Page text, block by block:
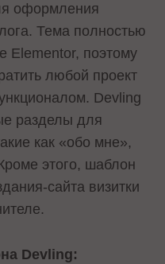
оформления
Тема полностью
Elementor, поэтому
любой проект
Devling
разделы для
как «обо мне»,
этого, шаблон
сайта визитки
Devling: